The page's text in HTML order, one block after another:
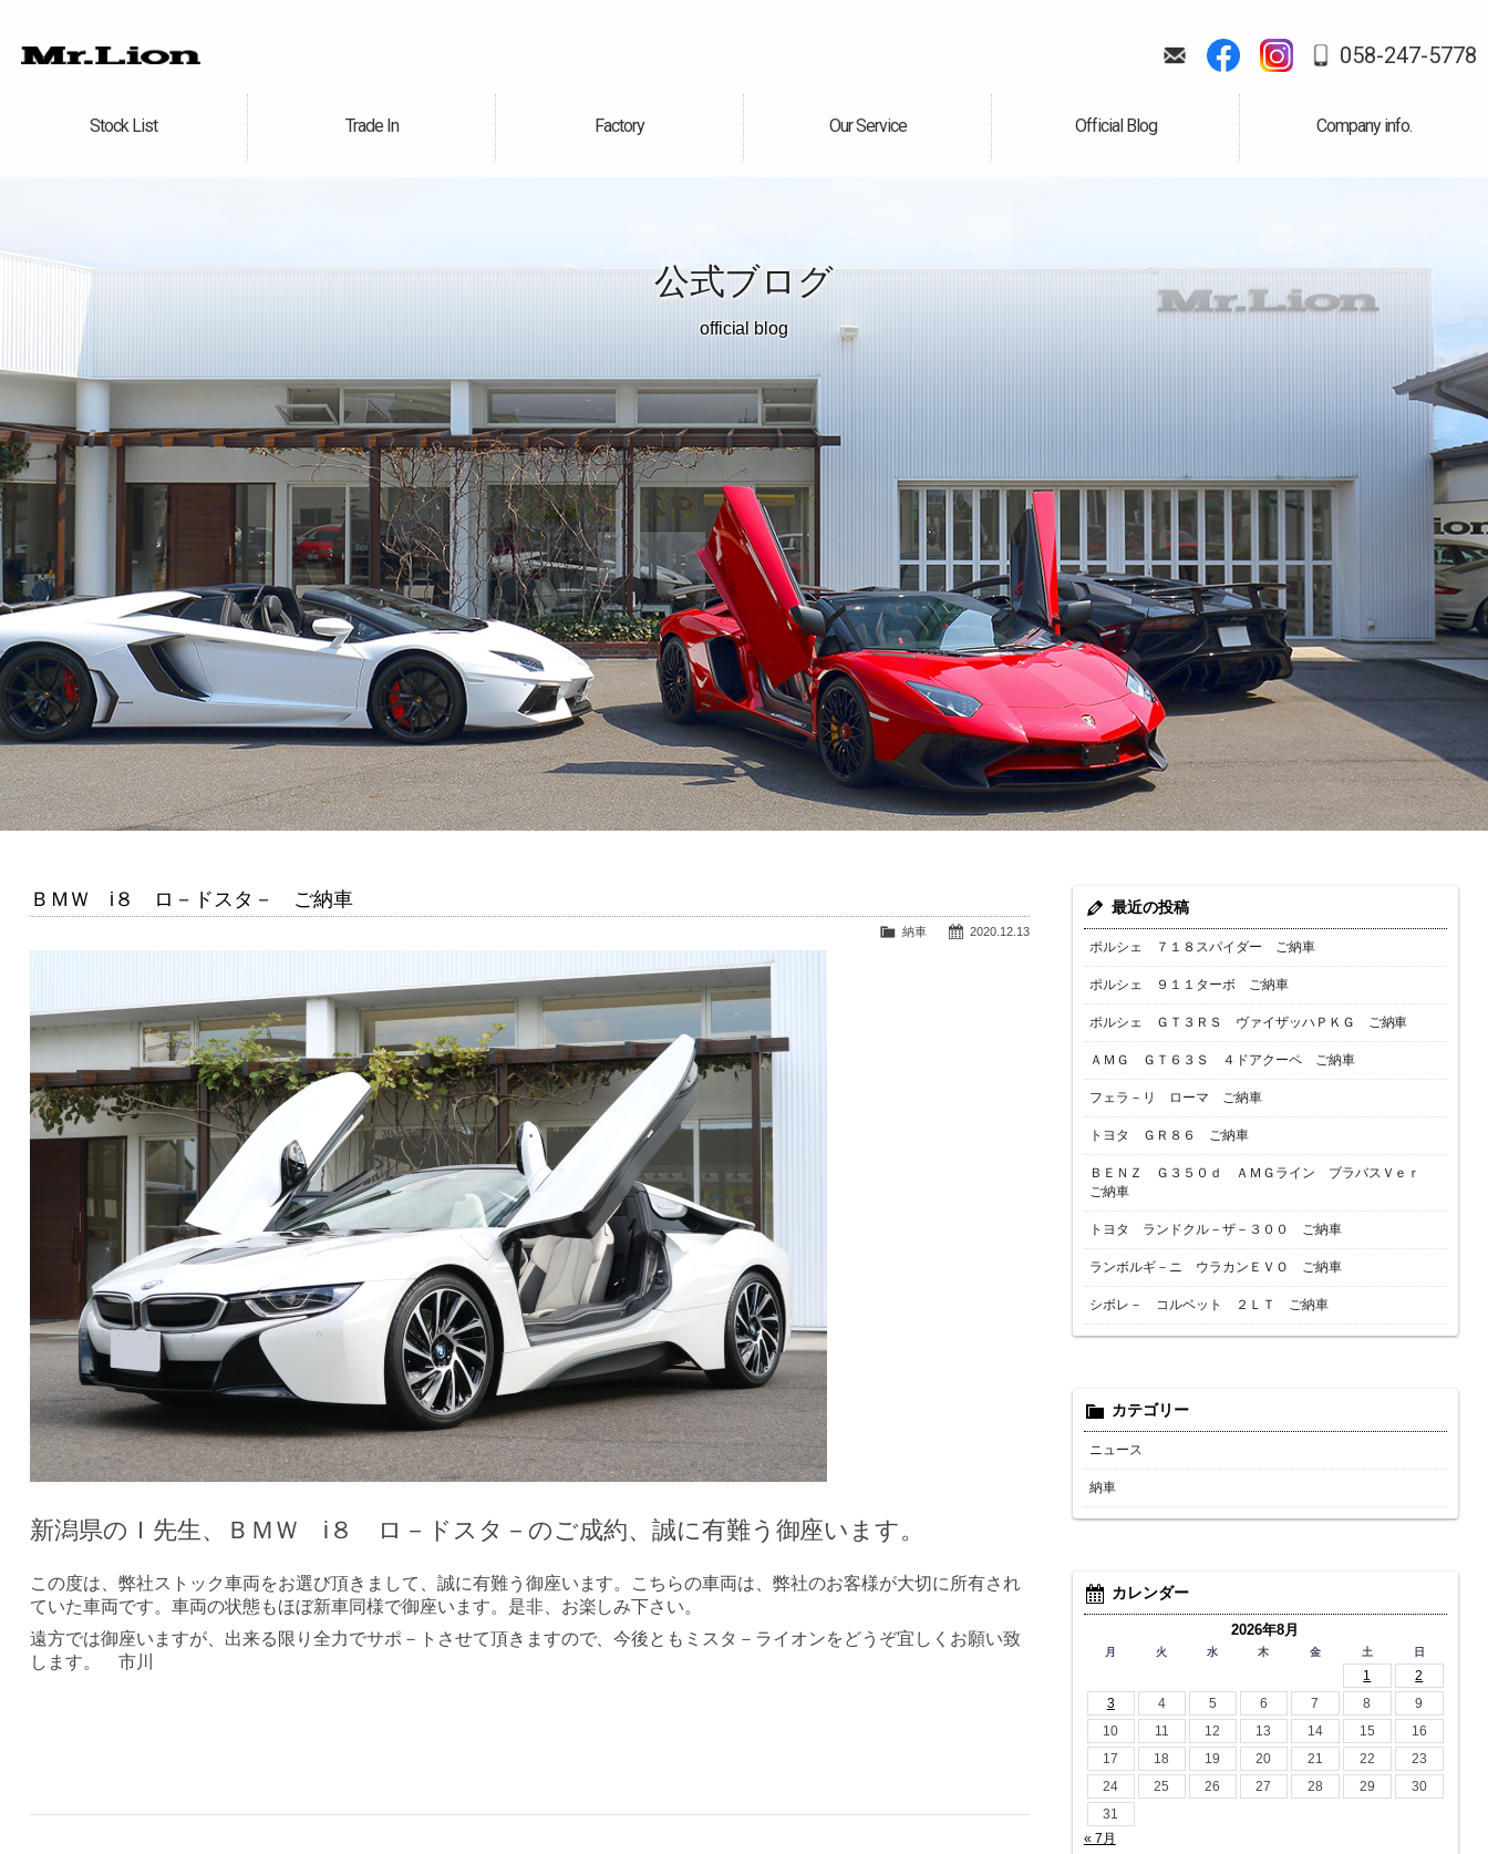
058-247-5778
Stock List
在庫車情報 Trade In
買取無料査定 Factory
自社工場 Our Service
サービス案内 Official Blog
公式ブログ Company info.
会社案内
公式ブログ
official blog
ＢＭＷ i８ ロ－ドスタ－ ご納車
2020.12.13
納車
新潟県のＩ先生、ＢＭＷ i８ ロ－ドスタ－のご成約、誠に有難う御座います。
この度は、弊社ストック車両をお選び頂きまして、誠に有難う御座います。こちらの車両は、弊社のお客様が大切に所有され
ていた車両です。車両の状態もほぼ新車同様で御座います。是非、お楽しみ下さい。
遠方では御座いますが、出来る限り全力でサポ－トさせて頂きますので、今後ともミスタ－ライオンをどうぞ宜しくお願い致
します。 市川
最近の投稿
ポルシェ ７１８スパイダー ご納車
ポルシェ ９１１ターボ ご納車
ポルシェ ＧＴ３ＲＳ ヴァイザッハＰＫＧ ご納車
ＡＭＧ ＧＴ６３Ｓ ４ドアクーペ ご納車
フェラ－リ ローマ ご納車
トヨタ ＧＲ８６ ご納車
ＢＥＮＺ Ｇ３５０ｄ ＡＭＧライン ブラバスＶｅｒ
ご納車
トヨタ ランドクル－ザ－３００ ご納車
ランボルギ－ニ ウラカンＥＶＯ ご納車
シボレ－ コルベット ２ＬＴ ご納車
カテゴリー
ニュース
納車
カレンダー
2026年8月
月 火 水 木 金 土 日
1
2
3
4 5 6 7 8
9
10
11 12 13 14 15
16
17
18 19 20 21 22
23
24
25 26 27 28 29
30
31
« 7月